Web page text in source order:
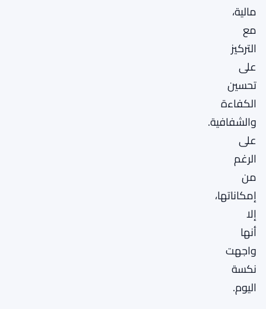
مالية،
مع
التركيز
على
تحسين
الكفاءة
والشفافية.
على
الرغم
من
إمكاناتها،
إلا
أنها
واجهت
نكسة
اليوم.